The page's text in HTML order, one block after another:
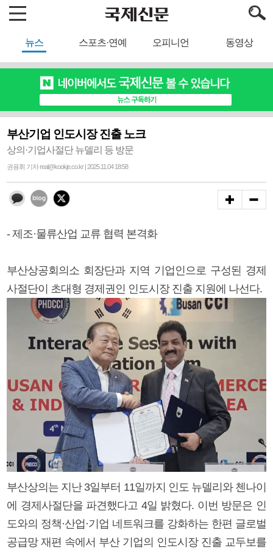
뉴스 스포츠·연예 오피니언 동영상
부산기업 인도시장 진출 노크
상의·기업사절단 뉴델리 등 방문
권용휘 기자 real@kookje.co.kr | 2025.11.04 18:58
- 제조·물류산업 교류 협력 본격화
부산상공회의소 회장단과 지역 기업인으로 구성된 경제
사절단이 초대형 경제권인 인도시장 진출 지원에 나선다.
부산상의는 지난 3일부터 11일까지 인도 뉴델리와 첸나이
에 경제사절단을 파견했다고 4일 밝혔다. 이번 방문은 인
도와의 정책·산업·기업 네트워크를 강화하는 한편 글로벌
공급망 재편 속에서 부산 기업의 인도시장 진출 교두보를